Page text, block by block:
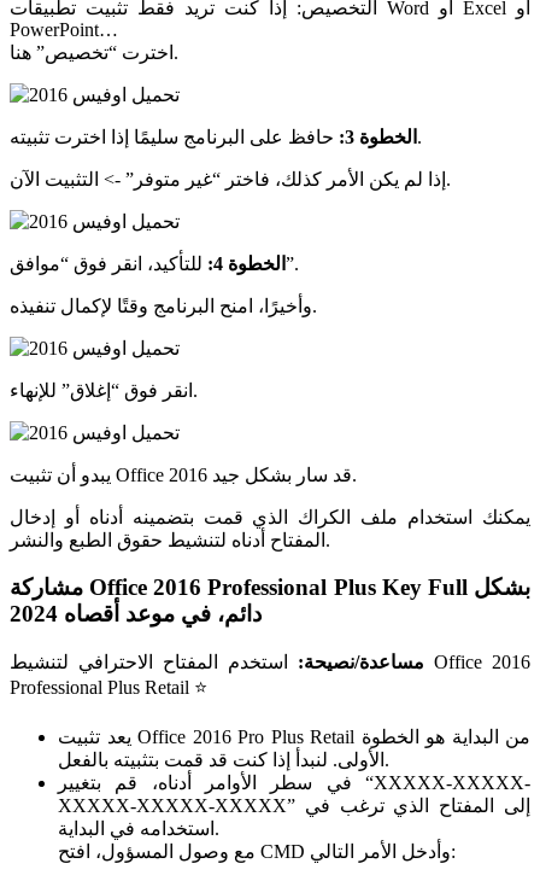
التخصيص: إذا كنت تريد فقط تثبيت تطبيقات Word أو Excel أو
PowerPoint…
اخترت “تخصيص” هنا.
الخطوة 3: حافظ على البرنامج سليمًا إذا اخترت تثبيته.
إذا لم يكن الأمر كذلك، فاختر “غير متوفر” -> التثبيت الآن.
الخطوة 4: للتأكيد، انقر فوق “موافق”.
وأخيرًا، امنح البرنامج وقتًا لإكمال تنفيذه.
انقر فوق “إغلاق” للإنهاء.
يبدو أن تثبيت Office 2016 قد سار بشكل جيد.
يمكنك استخدام ملف الكراك الذي قمت بتضمينه أدناه أو إدخال
المفتاح أدناه لتنشيط حقوق الطبع والنشر.
مشاركة Office 2016 Professional Plus Key Full بشكل
دائم، في موعد أقصاه 2024
مساعدة/نصيحة: استخدم المفتاح الاحترافي لتنشيط Office 2016
Professional Plus Retail ⭐
يعد تثبيت Office 2016 Pro Plus Retail من البداية هو الخطوة
الأولى. لنبدأ إذا كنت قد قمت بتثبيته بالفعل.
في سطر الأوامر أدناه، قم بتغيير “XXXXX-XXXXX-
XXXXX-XXXXX-XXXXX” إلى المفتاح الذي ترغب في
استخدامه في البداية.
مع وصول المسؤول، افتح CMD وأدخل الأمر التالي: